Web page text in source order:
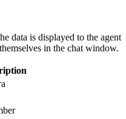
data is displayed to the agent
in the chat window.